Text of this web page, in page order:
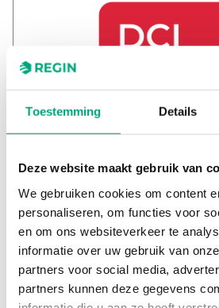
Toestemming Details
Deze website maakt gebruik van
We gebruiken cookies om content
personaliseren, om functies voor
en om ons websiteverkeer te
informatie over uw gebruik van
partners voor social media,
partners kunnen deze gegevens
DELTECS Control
BV
Jobbar som
Telefon
+31 (06) 3717 0036
E-post
Webb
http://www.deltecs.nl/